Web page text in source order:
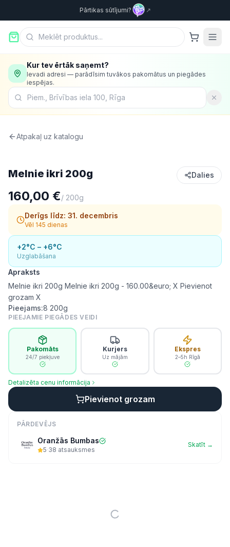
Pārtikas sūtījumi? ↗
Kur tev ērtāk saņemt?
Ievadi adresi — parādīsim tuvākos pakomātus un piegādes
iespējas.
Atpakaļ uz katalogu
Melnie ikri 200g Dalies
160,00 €/ 200g
Derīgs līdz: 31. decembris
Vēl 145 dienas
+2°C – +6°C
Uzglabāšana
Apraksts
Melnie ikri 200g Melnie ikri 200g - 160.00&euro; X Pievienot
grozam X
Pieejams:8 200g
PIEEJAMIE PIEGĀDES VEIDI
Pakomāts
24/7 piekļuve
Kurjers
Uz mājām
Ekspres
2–5h Rīgā
Detalizēta cenu informācija
Pievienot grozam
PĀRDEVĒJS
Oranžās Bumbas
5·38 atsauksmes
Skatīt →